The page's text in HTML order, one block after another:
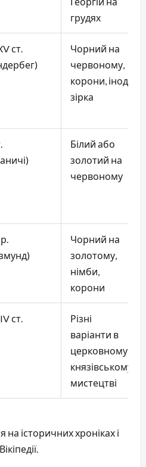
грудях
ст.
Чорний на
червоному,
корони, іноді
зірка
Білий або
золотий на
червоному
Чорний на
золотому,
німби,
корони
ст.
Різні
варіанти в
церковному і
князівському
мистецтві
на історичних хроніках і